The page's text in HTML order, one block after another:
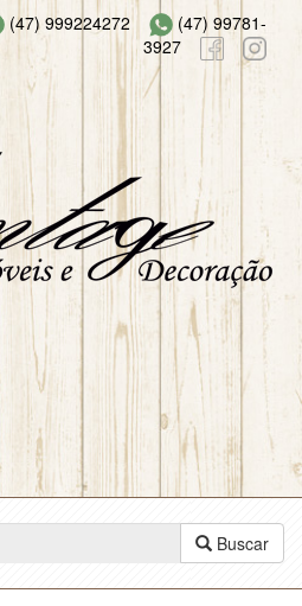
(47) 999224272
(47) 99781-
3927
Buscar